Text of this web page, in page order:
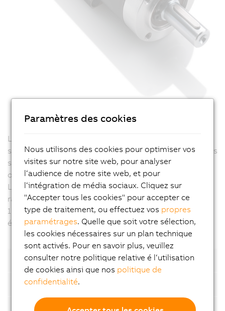
La gamme 8GM (M - réducteurs directement montés
sur le moteur) se compose de deux séries de réducteurs
standard : les 8GM40 et les 8GM50. La série 8GM50 est
optimisée pour les forces axiales et radiales élevées.
Les réducteurs standard sont à un étage pour les
rapports de réduction i = 3, 4, 5, 8, 10 et ont un jeu <8-
15 arcmin. Des réducteurs à deux étages sont
également proposés, avec un arbre lisse en option.
Points forts
Type de connexion
Technologie codeur
Paramètres des cookies
Nous utilisons des cookies pour optimiser vos
visites sur notre site web, pour analyser
l‘audience de notre site web, et pour
l‘intégration de média sociaux. Cliquez sur
"Accepter tous les cookies" pour accepter ce
type de traitement, ou effectuez vos propres
paramétrages. Quelle que soit votre sélection,
les cookies nécessaires sur un plan technique
sont activés. Pour en savoir plus, veuillez
consulter notre politique relative é l‘utilisation
de cookies ainsi que nos politique de
confidentialité.